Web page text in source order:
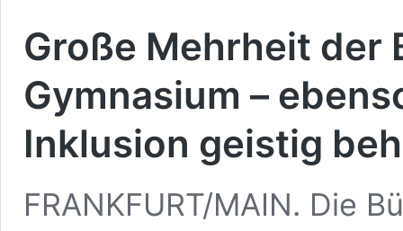
Große Mehrheit der
Gymnasium –
Inklusion geistig
FRANKFURT/MAIN. Die